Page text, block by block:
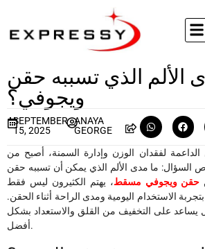
الألم الذي تسببه حقن
ويجوفي؟
SEPTEMBER
15, 2025
ANAYA
GEORGE
الداعمة لفقدان الوزن وإدارة السمنة، أصبح من
السؤال: ما مدى الألم الذي يمكن أن تسببه حقن
حقن ويجوفي مسقط، يهتم الكثيرون ليس فقط
بتجربة الاستخدام اليومية ومدى الراحة أثناء الحقن.
يساعد على التخفيف من القلق والاستعداد بشكل
أفضل.